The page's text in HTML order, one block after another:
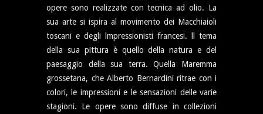
opere sono realizzate con tecnica ad olio. La
sua arte si ispira al movimento dei Macchiaioli
toscani e degli lmpressionisti francesi. ll tema
della sua pittura è quello della natura e del
paesaggio della sua terra. Quella Maremma
grossetana, che Alberto Bernardini ritrae con i
colori, le impressioni e le sensazioni delle varie
stagioni. Le opere sono diffuse in collezioni